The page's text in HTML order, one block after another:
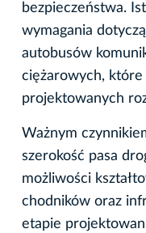
bezpieczeństwa.
wymagania
autobusów
ciężarowych, które
projektowanych
Ważnym
szerokość pasa
możliwości
chodników oraz
etapie